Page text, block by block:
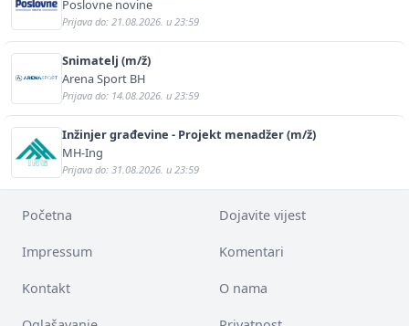
Poslovne novine
Prijava do: 21.08.2026. u 23:59
Snimatelj (m/ž)
Arena Sport BH
Prijava do: 14.08.2026. u 23:59
Inžinjer građevine - Projekt menadžer (m/ž)
MH-Ing
Prijava do: 31.08.2026. u 23:59
Početna Dojavite vijest
Impressum Komentari
Kontakt O nama